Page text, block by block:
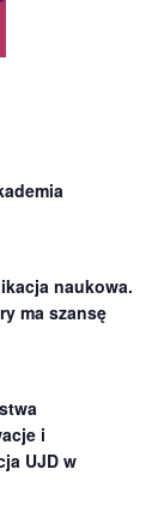
naukowa.
ma szansę
i
UJD w